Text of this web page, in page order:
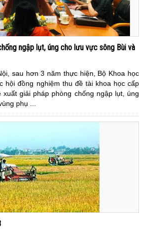
ngập lụt, úng cho lưu vực sông Bùi và
sau hơn 3 năm thực hiện, Bộ Khoa học
hội đồng nghiệm thu đề tài khoa học cấp
xuất giải pháp phòng chống ngập lụt, úng
phụ ...